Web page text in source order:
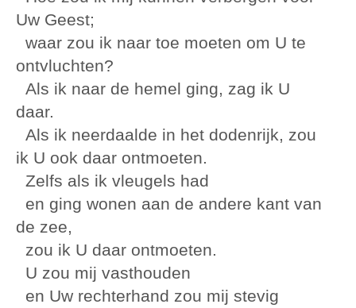
Uw Geest;
waar zou ik naar toe moeten om U te
ontvluchten?
Als ik naar de hemel ging, zag ik U
daar.
Als ik neerdaalde in het dodenrijk, zou
ik U ook daar ontmoeten.
Zelfs als ik vleugels had
en ging wonen aan de andere kant van
de zee,
zou ik U daar ontmoeten.
U zou mij vasthouden
en Uw rechterhand zou mij stevig